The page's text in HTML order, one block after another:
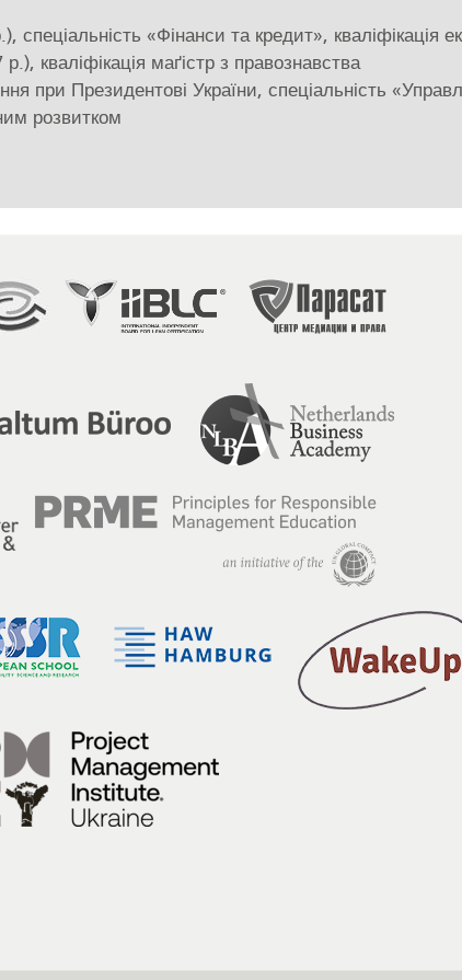
«Фінанси та кредит», кваліфікація
кваліфікація маґістр з правознавства
при Президентові України, спеціальність
розвитком